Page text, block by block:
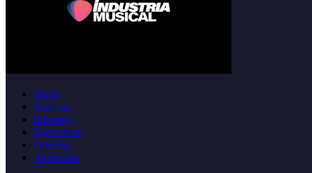
Inicio
Noticias
Informes
Entrevistas
Opinión
Anúnciate